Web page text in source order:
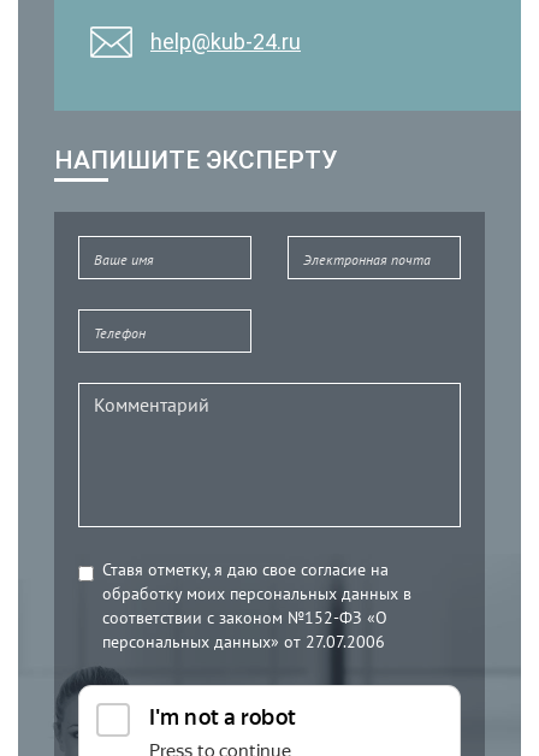
help@kub-24.ru
НАПИШИТЕ ЭКСПЕРТУ
Ставя отметку, я даю свое согласие на
обработку моих персональных данных в
соответствии с законом №152-ФЗ «О
персональных данных» от 27.07.2006